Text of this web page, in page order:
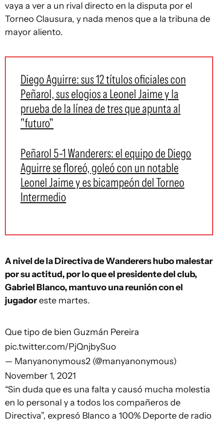
vaya a ver a un rival directo en la disputa por el
Torneo Clausura, y nada menos que a la tribuna de
mayor aliento.
Diego Aguirre: sus 12 títulos oficiales con
Peñarol, sus elogios a Leonel Jaime y la
prueba de la línea de tres que apunta al
"futuro"
Peñarol 5-1 Wanderers: el equipo de Diego
Aguirre se floreó, goleó con un notable
Leonel Jaime y es bicampeón del Torneo
Intermedio
A nivel de la Directiva de Wanderers hubo malestar
por su actitud, por lo que el presidente del club,
Gabriel Blanco, mantuvo una reunión con el
jugadoreste martes.
Que tipo de bien Guzmán Pereira
pic.twitter.com/PjQnjbySuo
— Manyanonymous2 (@manyanonymous)
November 1, 2021
“Sin duda que es una falta y causó mucha molestia
en lo personal y a todos los compañeros de
Directiva”, expresó Blanco a 100% Deporte de radio